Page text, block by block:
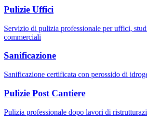
Pulizie Uffici
Servizio di pulizia professionale per uffici,
commerciali
Sanificazione
Sanificazione certificata con perossido di
Pulizie Post Cantiere
Pulizia professionale dopo lavori di